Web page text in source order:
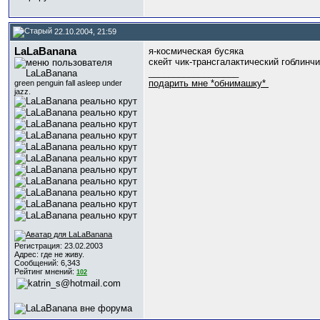
22.10.2004, 21:59
LaLaBanana
green penguin fall asleep under
jazz.
Регистрация: 23.02.2003
Адрес: где не живу.
Сообщений: 6,343
Рейтинг мнений: 102
я-космическая бусяка
скейт чик-трансгалактический
подарить мне *обнимашку*